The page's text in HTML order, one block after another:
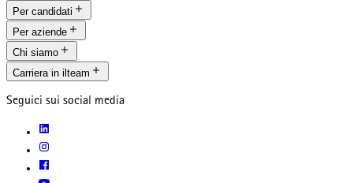
Per candidati
Per aziende
Chi siamo
Carriera in ilteam
Seguici sui social media